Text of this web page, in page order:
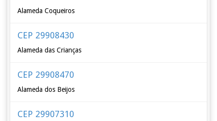
Alameda Coqueiros
CEP 29908430
Alameda das Crianças
CEP 29908470
Alameda dos Beijos
CEP 29907310